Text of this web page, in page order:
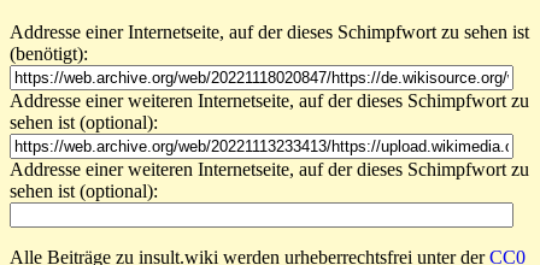
Addresse einer Internetseite, auf der dieses Schimpfwort zu sehen ist
(benötigt):
Addresse einer weiteren Internetseite, auf der dieses Schimpfwort zu
sehen ist (optional):
Addresse einer weiteren Internetseite, auf der dieses Schimpfwort zu
sehen ist (optional):
Alle Beiträge zu insult.wiki werden urheberrechtsfrei unter derCC0